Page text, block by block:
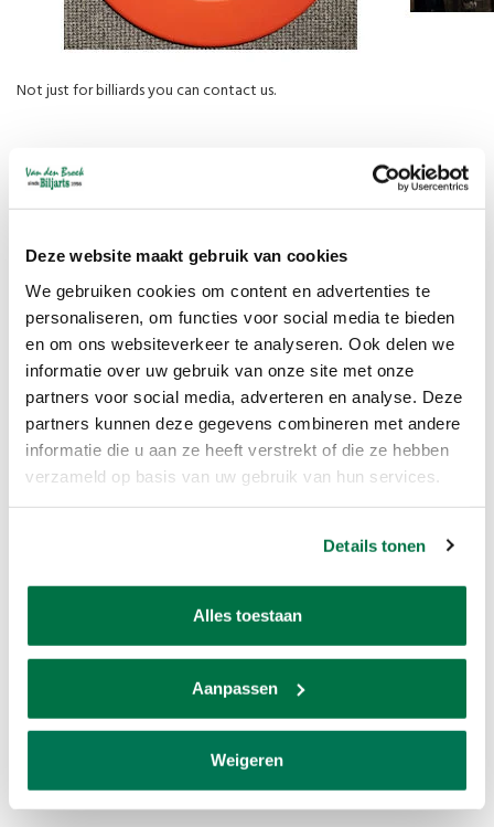
Deze website maakt gebruik van cookies
We gebruiken cookies om content en advertenties te
personaliseren, om functies voor social media te bieden
en om ons websiteverkeer te analyseren. Ook delen we
informatie over uw gebruik van onze site met onze
partners voor social media, adverteren en analyse. Deze
partners kunnen deze gegevens combineren met andere
informatie die u aan ze heeft verstrekt of die ze hebben
verzameld op basis van uw gebruik van hun services.
Details tonen
Alles toestaan
Aanpassen
Weigeren
Not just for billiards you can contact us.
We have a large
assortment of dart
articles.
We have compiled this carefully.
So for:
Dart arrows in various types, sizes and weights
Flights
Shafts
Dartboards
intestinal gut
You can contact Van den
Broek for your dart articles.
Here you can also try out all items on the specially designed dart
track. So come along: Bolderweg 37 A / B 1332 AZ Almere-buiten Tel.
no .: 036-5374054